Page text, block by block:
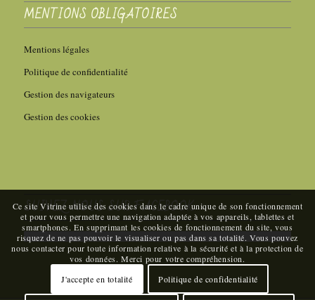
MENTIONS OBLIGATOIRES
Mentions légales
Politique de confidentialité
Gestion des navigateurs
Gestion des cookies
SUIVEZ-NOUS SUR FACEBOOK
Ce site Vitrine utilise des cookies dans le cadre unique de son fonctionnement
et pour vous permettre une navigation adaptée à vos appareils, tablettes et
smartphones. En supprimant les cookies de fonctionnement du site, vous
risquez de ne pas pouvoir le visualiser ou pas dans sa totalité. Vous pouvez
nous contacter pour toute information relative à la sécurité et à la protection de
vos données. Merci pour votre compréhension.
J'accepte en totalité
Politique de confidentialité